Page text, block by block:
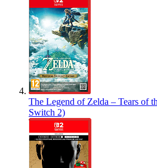
The Legend of Zelda – Tears of
Switch 2)